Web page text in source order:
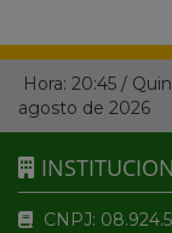
Hora: 20:45 /
agosto de 2026
CNPJ: